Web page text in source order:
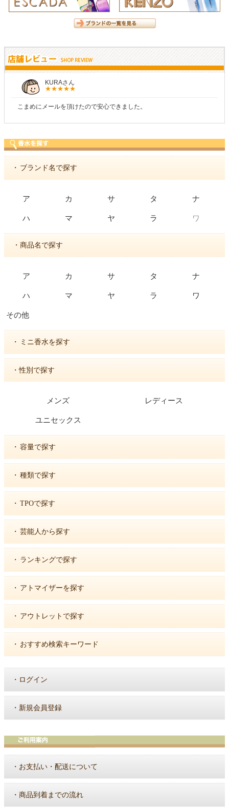
KURAさん
こまめにメールを頂けたので安心できました。
・ ブランド名で探す
ア カ サ タ ナ
ハ マ ヤ ラ ワ
・商品名で探す
ア カ サ タ ナ
ハ マ ヤ ラ ワ
その他
・ ミニ香水を探す
・性別で探す
メンズ レディース
ユニセックス
・ 容量で探す
・ 種類で探す
・ TPOで探す
・ 芸能人から探す
・ ランキングで探す
・ アトマイザーを探す
・ アウトレットで探す
・ おすすめ検索キーワード
・ ログイン
・ 新規会員登録
・ お支払い・配送について
・ 商品到着までの流れ